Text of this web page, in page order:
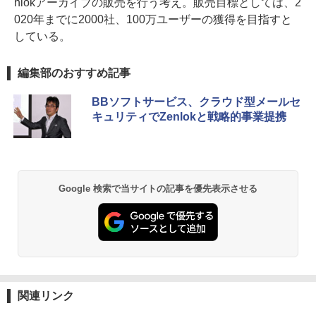
nlokアーカイブの販売を行う考え。販売目標としては、2
020年までに2000社、100万ユーザーの獲得を目指すと
している。
編集部のおすすめ記事
BBソフトサービス、クラウド型メールセ
キュリティでZenlokと戦略的事業提携
Google 検索で当サイトの記事を優先表示させる
関連リンク